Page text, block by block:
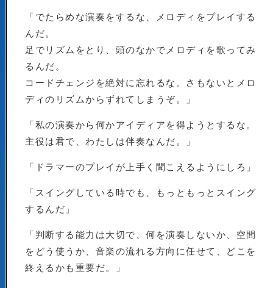
「でたらめな演奏をするな、メロディをプレイする
んだ。
足でリズムをとり、頭のなかでメロディを歌ってみ
るんだ。
コードチェンジを絶対に忘れるな。さもないとメロ
ディのリズムからずれてしまうぞ。」
「私の演奏から何かアイディアを得ようとするな。
主役は君で、わたしは伴奏なんだ。」
「ドラマーのプレイが上手く聞こえるようにしろ」
「スイングしている時でも、もっともっとスイング
するんだ」
「判断する能力は大切で、何を演奏しないか、空間
をどう使うか、音楽の流れる方向に任せて、どこを
終えるかも重要だ。」